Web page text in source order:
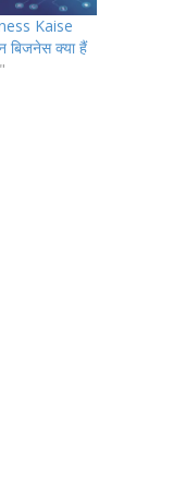
Kaise
बिजनेस क्या हैं